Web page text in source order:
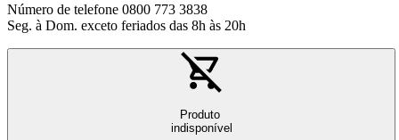
Número de telefone 0800 773 3838
Seg. à Dom. exceto feriados das 8h às 20h
Produto
indisponível